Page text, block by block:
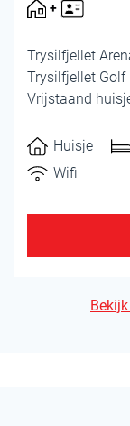
Trysilfjellet
Trysilfjellet Golf
Vrijstaand
Huisje
Wifi